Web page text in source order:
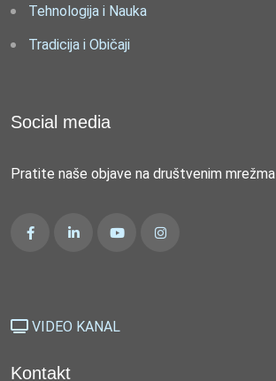
Tehnologija i Nauka
Tradicija i Običaji
Social media
Pratite naše objave na društvenim mrežma
VIDEO KANAL
Kontakt